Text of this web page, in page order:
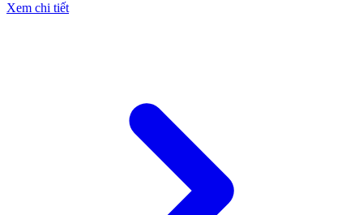
Xem chi tiết